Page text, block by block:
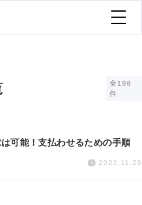
全198
件
可能！支払わせるための手順
2022.11.29